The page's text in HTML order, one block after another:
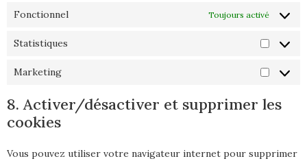
Fonctionnel Toujours activé
Statistiques
Marketing
8. Activer/désactiver et supprimer les
cookies
Vous pouvez utiliser votre navigateur internet pour supprimer